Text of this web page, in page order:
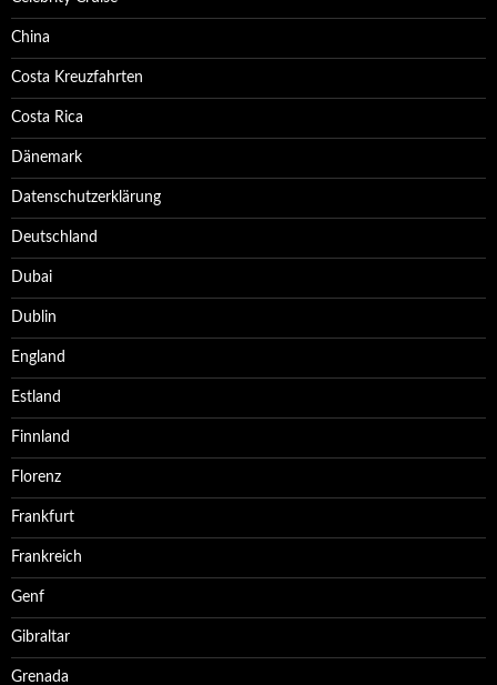
China
Costa Kreuzfahrten
Costa Rica
Dänemark
Datenschutzerklärung
Deutschland
Dubai
Dublin
England
Estland
Finnland
Florenz
Frankfurt
Frankreich
Genf
Gibraltar
Grenada